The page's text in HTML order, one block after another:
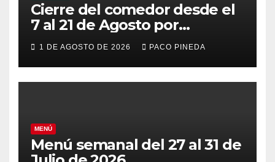
Cierre del comedor desde el
7 al 21 de Agosto por
vacaciones
1 DE AGOSTO DE 2026 PACO PINEDA
MENÚ
Menú semanal del 27 al 31 de